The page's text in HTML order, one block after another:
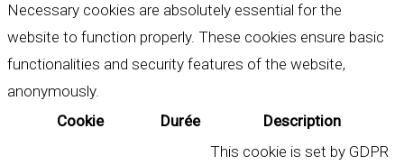
Necessary cookies are absolutely essential for the
website to function properly. These cookies ensure basic
functionalities and security features of the website,
anonymously.
Cookie
Durée Description
This cookie is set by GDPR